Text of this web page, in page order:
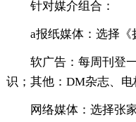
针对媒介组合：
a报纸媒体：选择《
软广告：每周刊登
识；其他：DM杂志、电
网络媒体：选择张